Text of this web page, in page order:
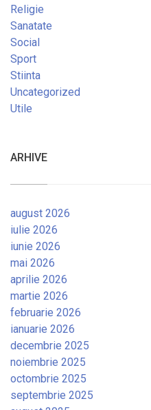
Religie
Sanatate
Social
Sport
Stiinta
Uncategorized
Utile
ARHIVE
august 2026
iulie 2026
iunie 2026
mai 2026
aprilie 2026
martie 2026
februarie 2026
ianuarie 2026
decembrie 2025
noiembrie 2025
octombrie 2025
septembrie 2025